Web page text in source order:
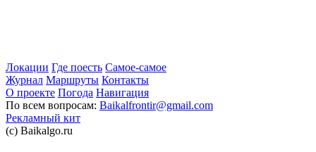
Локации Где поесть Самое-самое
Журнал Маршруты Контакты
О проекте Погода Навигация
По всем вопросам: Baikalfrontir@gmail.com
Рекламный кит
(с) Baikalgo.ru